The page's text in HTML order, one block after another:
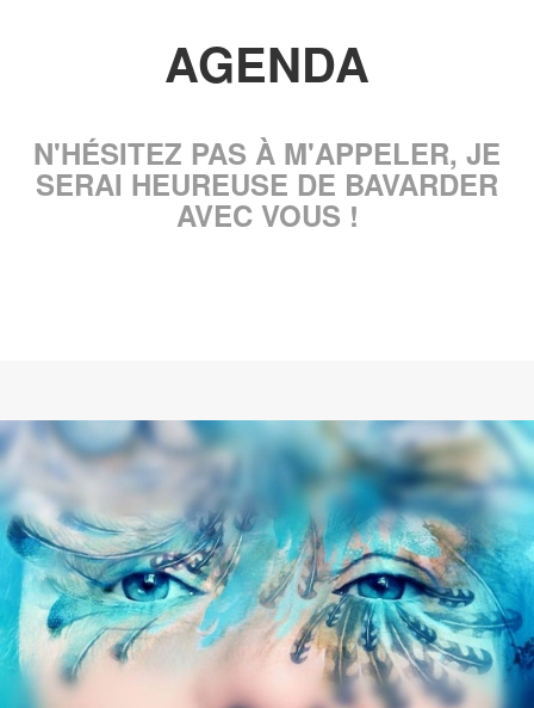
AGENDA
N'HÉSITEZ PAS À M'APPELER, JE
SERAI HEUREUSE DE BAVARDER
AVEC VOUS !